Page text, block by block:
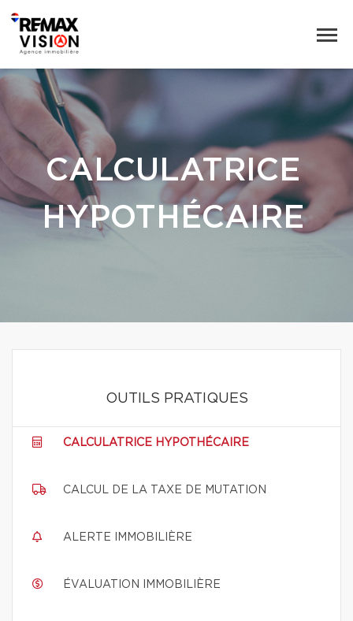
CALCULATRICE
HYPOTHÉCAIRE
OUTILS PRATIQUES
CALCULATRICE HYPOTHÉCAIRE
CALCUL DE LA TAXE DE MUTATION
ALERTE IMMOBILIÈRE
ÉVALUATION IMMOBILIÈRE